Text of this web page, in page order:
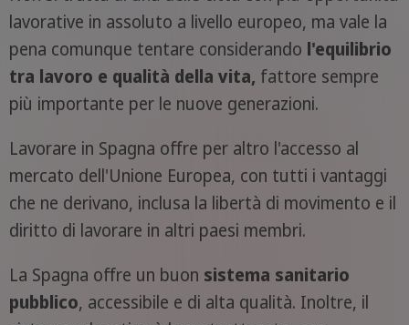
lavorative in assoluto a livello europeo, ma vale la
pena comunque tentare considerando l'equilibrio
tra lavoro e qualità della vita, fattore sempre
più importante per le nuove generazioni.
Lavorare in Spagna offre per altro l'accesso al
mercato dell'Unione Europea, con tutti i vantaggi
che ne derivano, inclusa la libertà di movimento e il
diritto di lavorare in altri paesi membri.
La Spagna offre un buon sistema sanitario
pubblico, accessibile e di alta qualità. Inoltre, il